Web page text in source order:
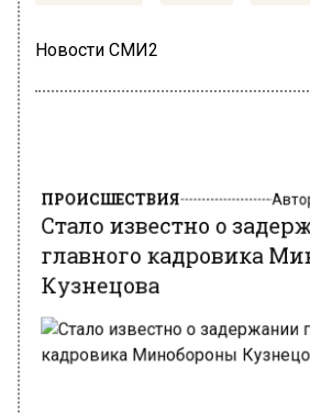
Новости СМИ2
Стало известно о
главного кадровика
Кузнецова